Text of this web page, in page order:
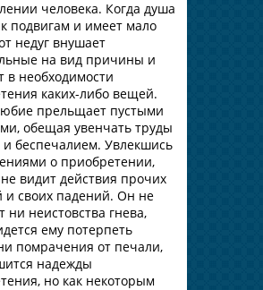
человека. Когда душа
подвигам и имеет мало
недуг внушает
на вид причины и
в необходимости
каких-либо вещей.
прельщает пустыми
обещая увенчать труды
беспечалием. Увлекшись
о приобретении,
видит действия прочих
и своих падений. Он не
ни неистовства гнева,
ему потерпеть
помрачения от печали,
надежды
но как некоторым